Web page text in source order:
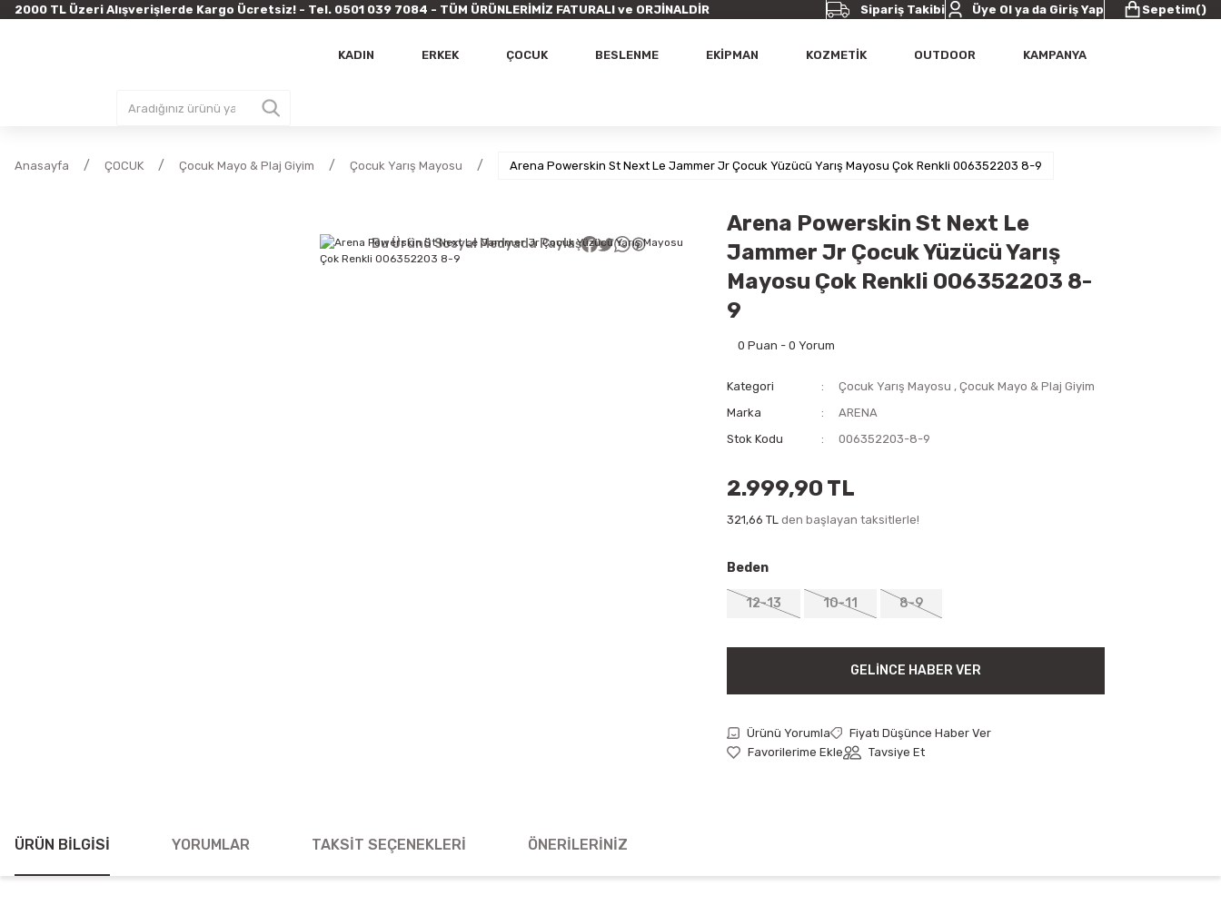
2000 TL Üzeri Alışverişlerde Kargo Ücretsiz! - Tel. 0501 039 7084 - TÜM ÜRÜNLERİMİZ FATURALI ve ORJİNALDİR Sipariş Takibi Üye Ol ya da Giriş Yap Sepetim()
KADIN ERKEK ÇOCUK BESLENME EKİPMAN KOZMETİK OUTDOOR KAMPANYA
Anasayfa ÇOCUK Çocuk Mayo & Plaj Giyim Çocuk Yarış Mayosu Arena Powerskin St Next Le Jammer Jr Çocuk Yüzücü Yarış Mayosu Çok Renkli 006352203 8-9
Bu Ürünü Sosyal Medyada Paylaş
Arena Powerskin St Next Le
Jammer Jr Çocuk Yüzücü Yarış
Mayosu Çok Renkli 006352203 8-
9
0 Puan - 0 Yorum
Kategori Çocuk Yarış Mayosu , Çocuk Mayo & Plaj Giyim
Marka
ARENA
Stok Kodu
006352203-8-9
2.999,90 TL
321,66 TL den başlayan taksitlerle!
Beden
12-13 10-11 8-9
GELINCE HABER VER
Ürünü Yorumla
Fiyatı Düşünce Haber Ver
Tavsiye Et
ÜRÜN BILGISI YORUMLAR TAKSIT SEÇENEKLERI ÖNERILERINIZ